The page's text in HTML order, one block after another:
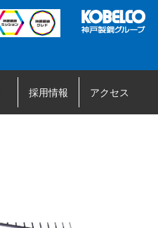
採用情報 アクセス